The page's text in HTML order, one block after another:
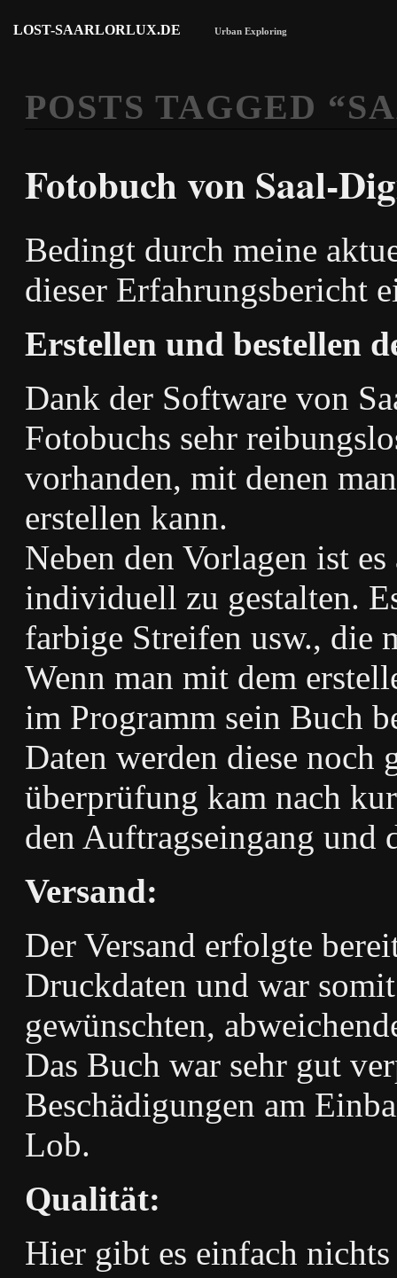
LOST-SAARLORLUX.DE Urban Exploring
POSTS TAGGED “
Fotobuch von Saal-
Bedingt durch meine
dieser Erfahrungsbericht
Erstellen und bestellen
Dank der Software von
Fotobuchs sehr
vorhanden, mit denen
erstellen kann.
Neben den Vorlagen ist
individuell zu gestalten.
farbige Streifen usw., die
Wenn man mit dem
im Programm sein Buch
Daten werden diese noch
überprüfung kam nach
den Auftragseingang und
Versand:
Der Versand erfolgte
Druckdaten und war
gewünschten,
Das Buch war sehr gut
Beschädigungen am
Lob.
Qualität:
Hier gibt es einfach